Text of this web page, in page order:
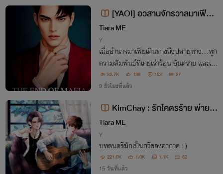
[YAOI] อวสานจักรวาลมาเฟีย T
he End Of Mafia
Tiara ME
Y
เมื่ออำนาจมาเฟียเดินทางถึงปลายทาง...ทุก
ความสัมพันธ์ที่เคยเร่าร้อน อันตราย และเต็
มไปด้วยบาดแผลกำลังต้องเผชิญความจริงที่
ว่า... ความรักไม่ใช่เกราะป้องกันและอำนาจไ
32.7K 138 152 27
9 ชั่วโมงที่แล้ว
KimChay : รักโคตรร้าย พ่ายเก
มรัก
Tiara ME
Y
บทดนตรีมักเป็นกวีของอากาศ : )
221.0K 1.0K 1.1K 62
15 วันที่แล้ว